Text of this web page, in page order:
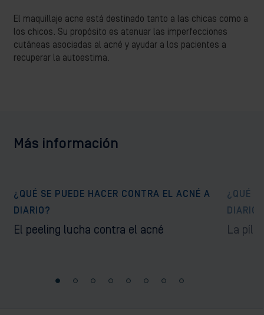
El maquillaje acne está destinado tanto a las chicas como a
los chicos. Su propósito es atenuar las imperfecciones
cutáneas asociadas al acné y ayudar a los pacientes a
recuperar la autoestima.
Más información
¿QUÉ SE PUEDE HACER CONTRA EL ACNÉ A
DIARIO?
El peeling lucha contra el acné
¿QUÉ
DIARIO?
La